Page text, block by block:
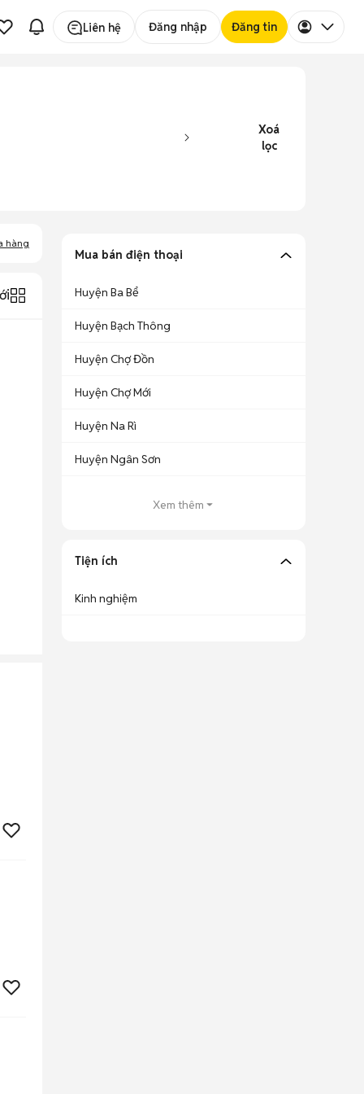
Liên hệ Đăng nhập Đăng tin
Xoá
lọc
hàng
Mua bán điện thoại
Huyện Ba Bể
Huyện Bạch Thông
Huyện Chợ Đồn
Huyện Chợ Mới
Huyện Na Rì
Huyện Ngân Sơn
Xem thêm
Tiện ích
Kinh nghiệm